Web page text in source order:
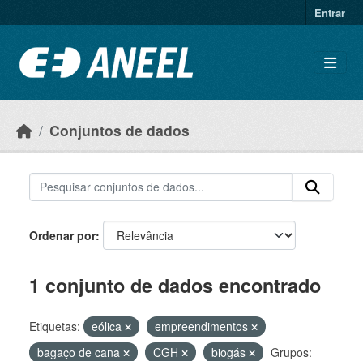
Entrar
Conjuntos de dados
Ordenar por
1 conjunto de dados encontrado
Etiquetas: eólica
empreendimentos
bagaço de cana
CGH biogás
Grupos: